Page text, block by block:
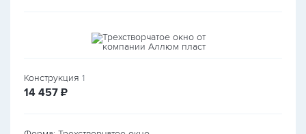
Конструкция 1
14 457 руб.
₽